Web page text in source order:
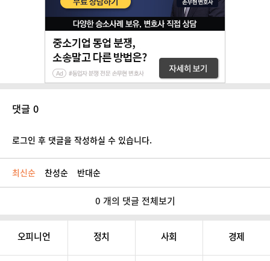
댓글 0
로그인 후 댓글을 작성하실 수 있습니다.
최신순 찬성순 반대순
0 개의 댓글 전체보기
오피니언 정치 사회 경제